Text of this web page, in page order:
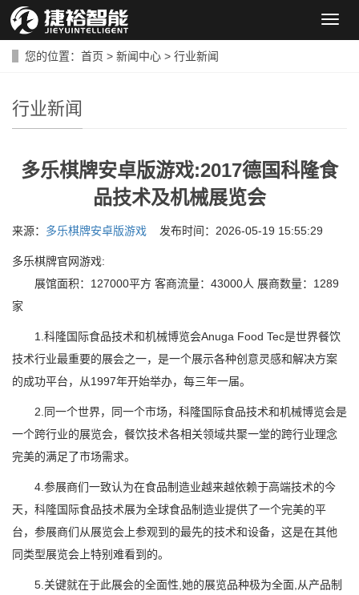
导
您的位置： 首页 > 新闻中心 > 行业新闻
行业新闻
多乐棋牌安卓版游戏:2017德国科隆食
品技术及机械展览会
来源： 多乐棋牌安卓版游戏 发布时间：2026-05-19 15:55:29
多乐棋牌官网游戏:
展馆面积：127000平方 客商流量：43000人 展商数量：1289
家
1.科隆国际食品技术和机械博览会Anuga Food Tec是世界餐饮
技术行业最重要的展会之一，是一个展示各种创意灵感和解决方案
的成功平台，从1997年开始举办，每三年一届。
2.同一个世界，同一个市场，科隆国际食品技术和机械博览会是
一个跨行业的展览会，餐饮技术各相关领域共聚一堂的跨行业理念
完美的满足了市场需求。
4.参展商们一致认为在食品制造业越来越依赖于高端技术的今
天，科隆国际食品技术展为全球食品制造业提供了一个完美的平
台，参展商们从展览会上参观到的最先的技术和设备，这是在其他
同类型展览会上特别难看到的。
5.关键就在于此展会的全面性,她的展览品种极为全面,从产品制